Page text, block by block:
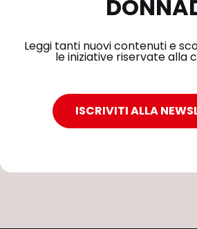
Leggi tanti nuovi contenuti e
le iniziative riservate alla
ISCRIVITI ALLA